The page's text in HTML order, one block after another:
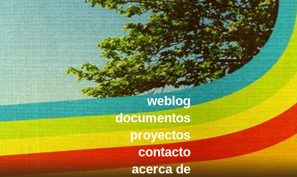
weblog
documentos
proyectos
contacto
acerca de